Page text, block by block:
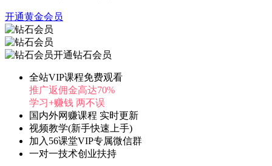
开通黄金会员
开通钻石会员
全站VIP课程免费观看
推广返佣金高达70%
学习+赚钱 两不误
国内外网赚课程 实时更新
视频教学(新手快速上手)
加入56课堂VIP专属微信群
一对一技术创业扶持